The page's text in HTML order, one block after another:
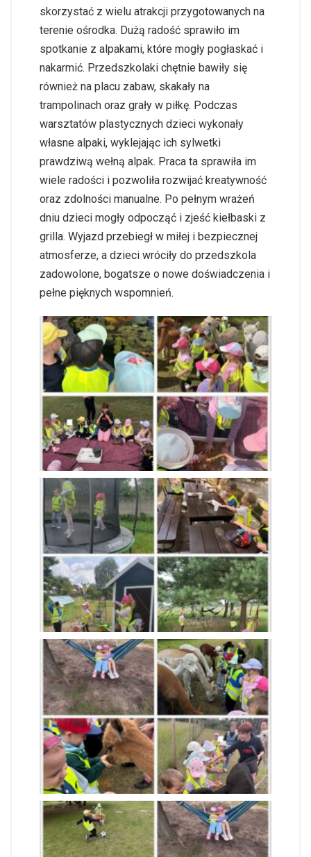
skorzystać z wielu atrakcji przygotowanych na
terenie ośrodka. Dużą radość sprawiło im
spotkanie z alpakami, które mogły pogłaskać i
nakarmić. Przedszkolaki chętnie bawiły się
również na placu zabaw, skakały na
trampolinach oraz grały w piłkę. Podczas
warsztatów plastycznych dzieci wykonały
własne alpaki, wyklejając ich sylwetki
prawdziwą wełną alpak. Praca ta sprawiła im
wiele radości i pozwoliła rozwijać kreatywność
oraz zdolności manualne. Po pełnym wrażeń
dniu dzieci mogły odpocząć i zjeść kiełbaski z
grilla. Wyjazd przebiegł w miłej i bezpiecznej
atmosferze, a dzieci wróciły do przedszkola
zadowolone, bogatsze o nowe doświadczenia i
pełne pięknych wspomnień.